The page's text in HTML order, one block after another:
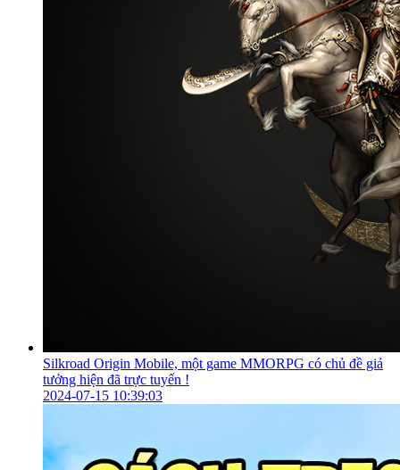
Silkroad Origin Mobile, một game MMORPG có chủ đề giả
tưởng hiện đã trực tuyến !
2024-07-15 10:39:03